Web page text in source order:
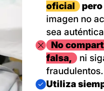
oficial
imagen no
sea
Imagen
No
falsa,
ni
fraudulentos.
Imagen
Utiliza